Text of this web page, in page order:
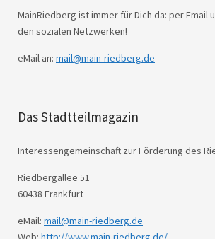
MainRiedberg ist immer für Dich da: per Email
den sozialen Netzwerken!
eMail an: mail@main-riedberg.de
Das Stadtteilmagazin
Interessengemeinschaft zur Förderung des
Riedbergallee 51
60438 Frankfurt
eMail: mail@main-riedberg.de